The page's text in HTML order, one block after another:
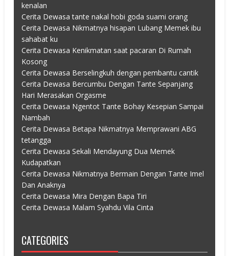
kenalan
Cerita Dewasa tante nakal hobi goda suami orang
Cerita Dewasa Nikmatnya hisapan Lubang Memek ibu
sahabat ku
Cerita Dewasa Kenikmatan saat pacaran Di Rumah
Kosong
Cerita Dewasa Berselingkuh dengan pembantu cantik
Cerita Dewasa Bercumbu Dengan Tante Sepanjang
Hari Merasakan Orgasme
Cerita Dewasa Ngentot Tante Bohay Kesepian Sampai
Nambah
Cerita Dewasa Betapa Nikmatnya Memprawani ABG
tetangga
Cerita Dewasa Sekali Mendayung Dua Memek
Kudapatkan
Cerita Dewasa Nikmatnya Bermain Dengan Tante Imel
Dan Anaknya
Cerita Dewasa Mira Dengan Bapa Tiri
Cerita Dewasa Malam Syahdu Vila Cinta
CATEGORIES